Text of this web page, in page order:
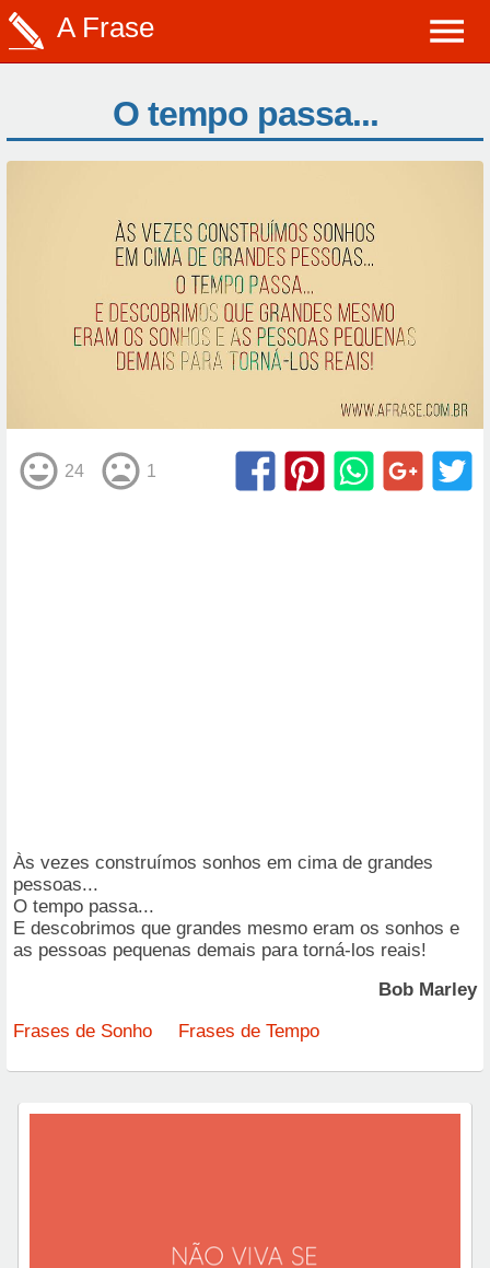
A Frase
O tempo passa...
24 1
Às vezes construímos sonhos em cima de grandes
pessoas...
O tempo passa...
E descobrimos que grandes mesmo eram os sonhos e
as pessoas pequenas demais para torná-los reais!
Bob Marley
Frases de Sonho
Frases de Tempo